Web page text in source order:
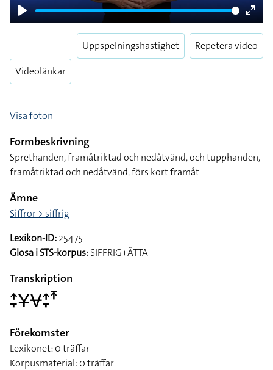
Play
Enter
Videolänkar
Uppspelningshastighet Repetera video
Visa foton
Formbeskrivning
Sprethanden, framåtriktad och nedåtvänd, och tupphanden,
framåtriktad och nedåtvänd, förs kort framåt
Ämne
Siffror > siffrig
Lexikon-ID:25475
Glosa i STS-korpus:SIFFRIG+ÅTTA
Transkription
􌤴􌥙􌥃􌤮􌤴􌥙􌥵
Förekomster
Lexikonet: 0 träffar
Korpusmaterial: 0 träffar